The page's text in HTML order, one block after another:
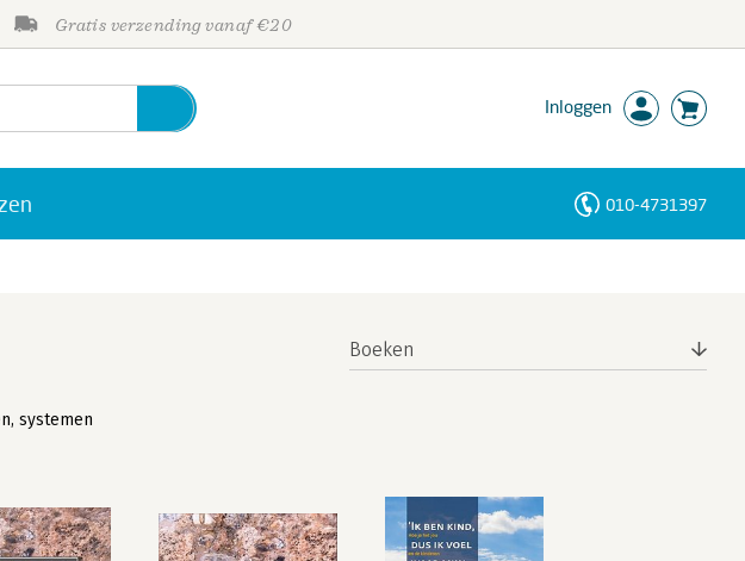
Gratis verzending vanaf €20
Inloggen
010-4731397
systemen
Boeken
Personen